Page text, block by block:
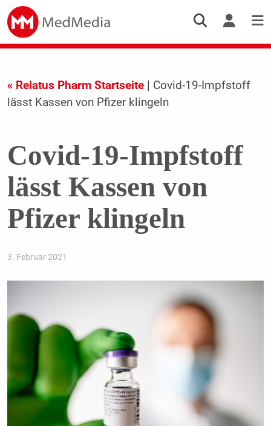
« Relatus Pharm Startseite| Covid-19-Impfstoff
lässt Kassen von Pfizer klingeln
Covid-19-Impfstoff
lässt Kassen von
Pfizer klingeln
3. Februar 2021